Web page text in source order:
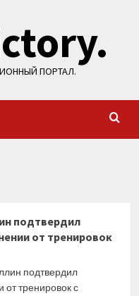
ПОРТАЛ.
подтвердил
от тренировок
подтвердил
тренировок с